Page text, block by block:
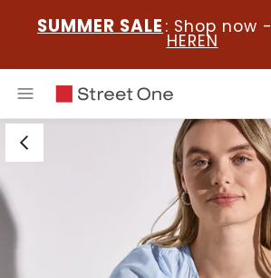
SUMMER SALE : Shop now -
HEREN